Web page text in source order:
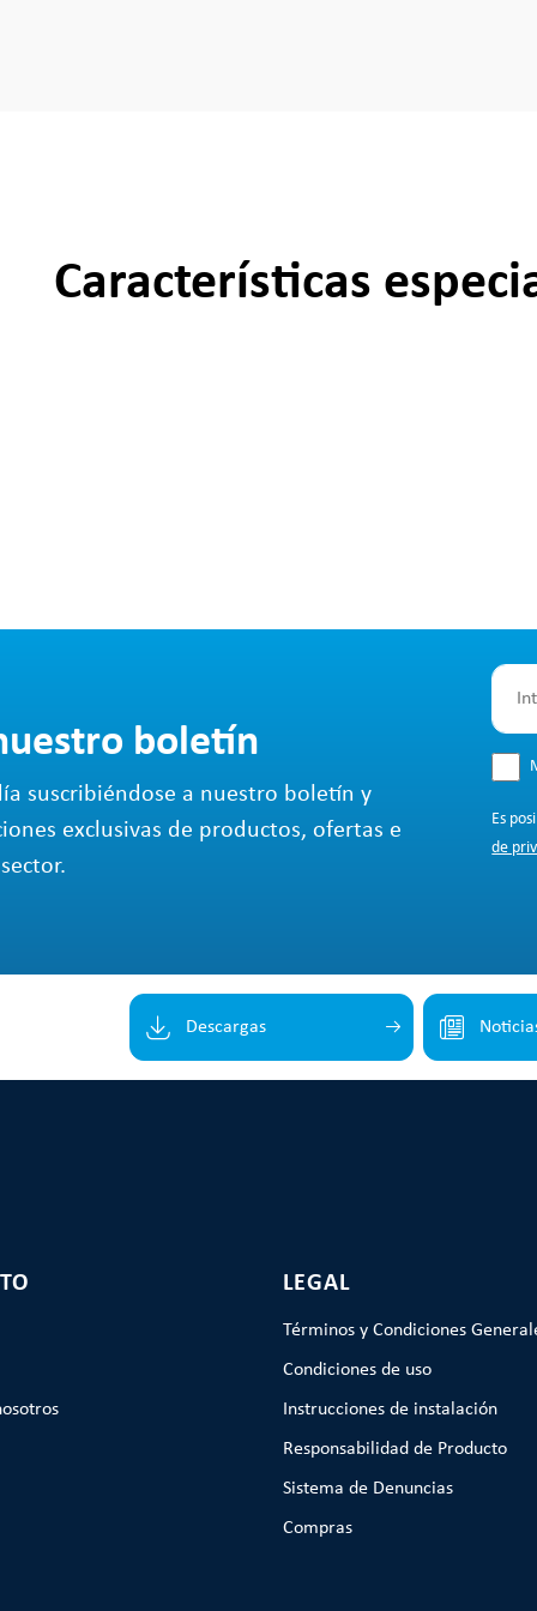
Características
boletín
suscribiéndose a nuestro boletín y
exclusivas de productos, ofertas e
Es
de
Descargas
LEGAL
Términos y Condiciones
Condiciones de uso
Instrucciones de instalación
Responsabilidad de Producto
Sistema de Denuncias
Compras